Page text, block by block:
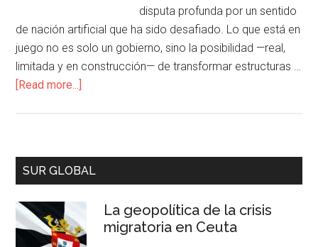
disputa profunda por un sentido
de nación artificial que ha sido desafiado. Lo que está en
juego no es solo un gobierno, sino la posibilidad —real,
limitada y en construcción— de transformar estructuras …
[Read more...]
SUR GLOBAL
La geopolítica de la crisis
migratoria en Ceuta